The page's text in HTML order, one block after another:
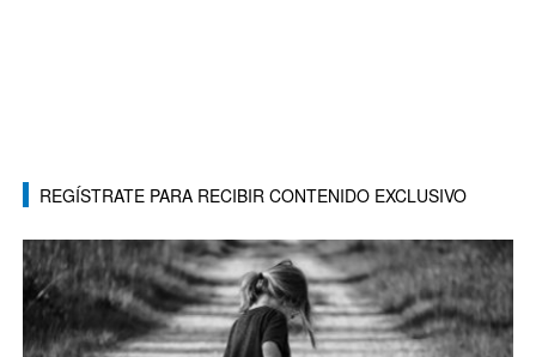
REGÍSTRATE PARA RECIBIR CONTENIDO EXCLUSIVO